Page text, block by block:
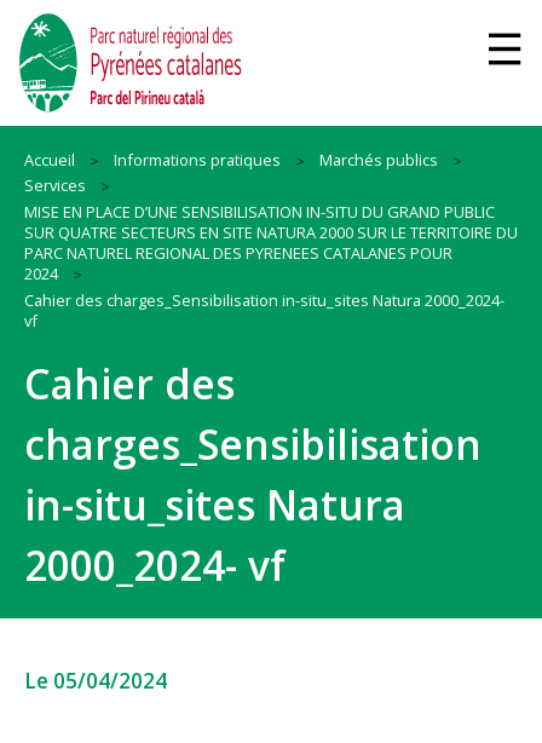
Accueil Informations pratiques
Marchés publics
Services
MISE EN PLACE D’UNE SENSIBILISATION IN-SITU DU GRAND PUBLIC
SUR QUATRE SECTEURS EN SITE NATURA 2000 SUR LE TERRITOIRE DU
PARC NATUREL REGIONAL DES PYRENEES CATALANES POUR
2024
Cahier des charges_Sensibilisation in-situ_sites Natura 2000_2024-
vf
Cahier des
charges_Sensibilisation
in-situ_sites Natura
2000_2024- vf
Le 05/04/2024